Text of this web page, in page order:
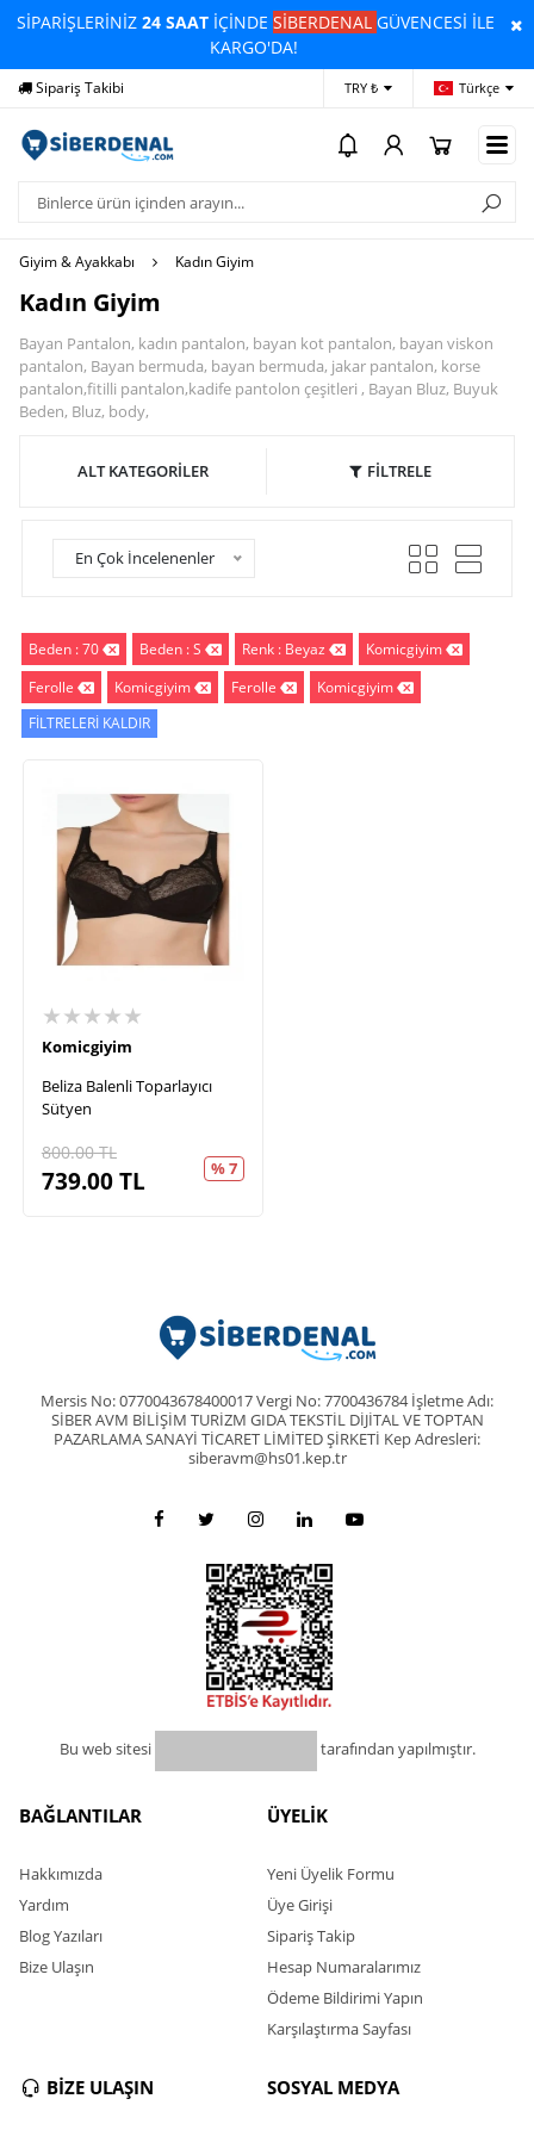
SİPARİŞLERİNİZ24 SAAT İÇİNDESİBERDENALGÜVENCESİ İLE
KARGO'DA!
Sipariş Takibi TRY ₺ Türkçe
Giyim & Ayakkabı Kadın Giyim
Kadın Giyim
Bayan Pantalon, kadın pantalon, bayan kot pantalon, bayan viskon
pantalon, Bayan bermuda, bayan bermuda, jakar pantalon, korse
pantalon,fitilli pantalon,kadife pantolon çeşitleri , Bayan Bluz, Buyuk
Beden, Bluz, body,
ALT KATEGORİLER FİLTRELE
En Çok İncelenenler
Beden : 70 Beden : S Renk : Beyaz
Komicgiyim
Ferolle
Komicgiyim Ferolle
Komicgiyim
FİLTRELERİ KALDIR
★★★★★
Komicgiyim
Beliza Balenli Toparlayıcı
Sütyen
800.00TL
739.00TL % 7
Mersis No: 0770043678400017 Vergi No: 7700436784 İşletme Adı:
SİBER AVM BİLİŞİM TURİZM GIDA TEKSTİL DİJİTAL VE TOPTAN
PAZARLAMA SANAYİ TİCARET LİMİTED ŞİRKETİ Kep Adresleri:
siberavm@hs01.kep.tr
Bu web sitesi tarafından yapılmıştır.
BAĞLANTILAR
Hakkımızda
Yardım
Blog Yazıları
Bize Ulaşın
ÜYELİK
Yeni Üyelik Formu
Üye Girişi
Sipariş Takip
Hesap Numaralarımız
Ödeme Bildirimi Yapın
Karşılaştırma Sayfası
BİZE ULAŞIN SOSYAL MEDYA